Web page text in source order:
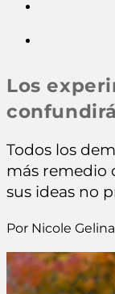
Los
Todos los
más remedio
sus ideas no
Por Nicole